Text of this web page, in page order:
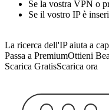
Se la vostra VPN o
Se il vostro IP è
La ricerca dell'IP aiuta a
Passa a PremiumOttieni
Scarica GratisScarica ora